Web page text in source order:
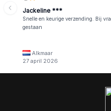
Jackeline ***
Snelle en keurige verzending. Bij
gestaan
Alkmaar
27 april 2026